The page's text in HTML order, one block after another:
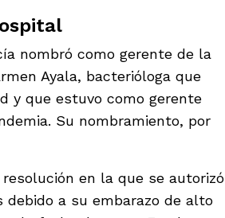
nombró como gerente de la
Ayala, bacterióloga que
y que estuvo como gerente
Su nombramiento, por
en la que se autorizó
a su embarazo de alto